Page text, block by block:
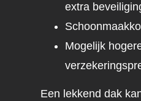
extra
Mogelijk
Een lekkend dak